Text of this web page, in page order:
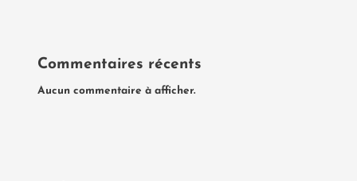
Commentaires récents
Aucun commentaire à afficher.